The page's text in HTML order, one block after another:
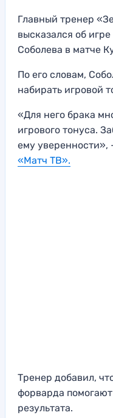
Главный тренер
высказался об
Соболева в матче
По его словам,
набирать игровой
«Для него брака
игрового тонуса.
ему уверенности»,
«Матч ТВ».
Тренер добавил,
форварда
результата.